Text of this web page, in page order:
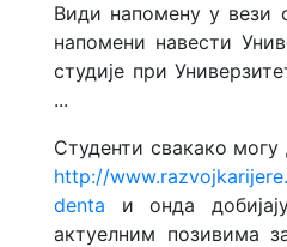
Види напомену у вези
напомени навести
студије при
...
Студенти свакако могу
http://
denta и онда
актуелним позивима